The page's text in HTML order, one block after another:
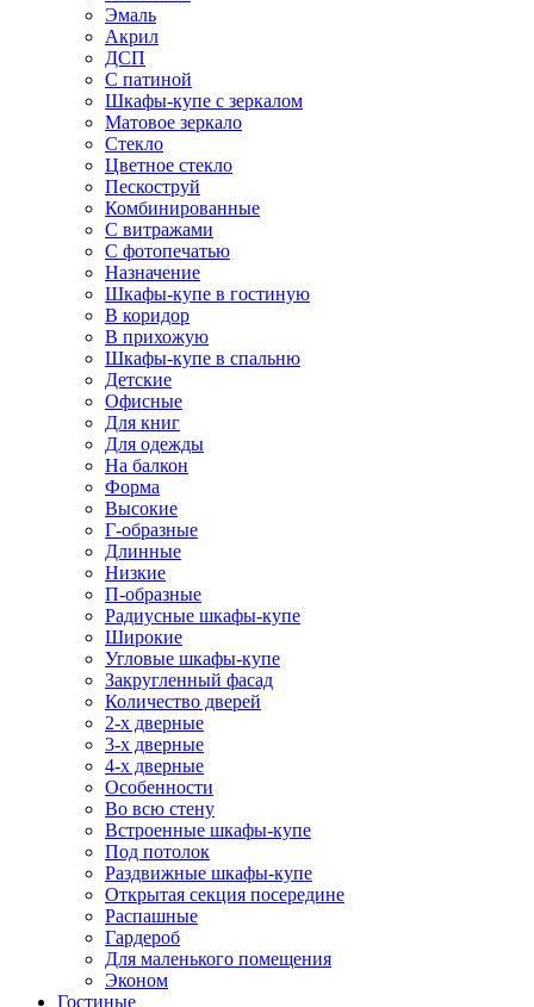
Эмаль
Акрил
ДСП
С патиной
Шкафы-купе с зеркалом
Матовое зеркало
Стекло
Цветное стекло
Пескоструй
Комбинированные
С витражами
С фотопечатью
Назначение
Шкафы-купе в гостиную
В коридор
В прихожую
Шкафы-купе в спальню
Детские
Офисные
Для книг
Для одежды
На балкон
Форма
Высокие
Г-образные
Длинные
Низкие
П-образные
Радиусные шкафы-купе
Широкие
Угловые шкафы-купе
Закругленный фасад
Количество дверей
2-х дверные
3-х дверные
4-х дверные
Особенности
Во всю стену
Встроенные шкафы-купе
Под потолок
Раздвижные шкафы-купе
Открытая секция посередине
Распашные
Гардероб
Для маленького помещения
Эконом
Гостиные